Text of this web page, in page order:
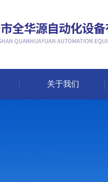
关于我们